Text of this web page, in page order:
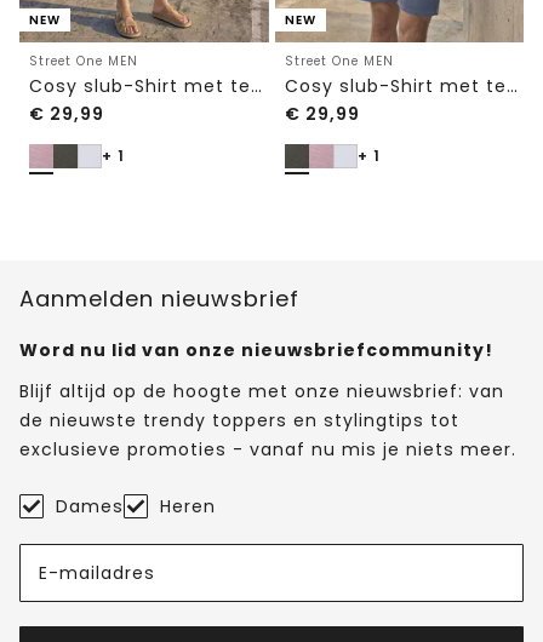
NEW
Street One MEN
Cosy slub-Shirt met textuur
€ 29,99
+ 1
NEW
Street One MEN
Cosy slub-Shirt met textuur
€ 29,99
+ 1
Aanmelden nieuwsbrief
Word nu lid van onze nieuwsbriefcommunity!
Blijf altijd op de hoogte met onze nieuwsbrief: van
de nieuwste trendy toppers en stylingtips tot
exclusieve promoties - vanaf nu mis je niets meer.
Dames Heren
E-mailadres